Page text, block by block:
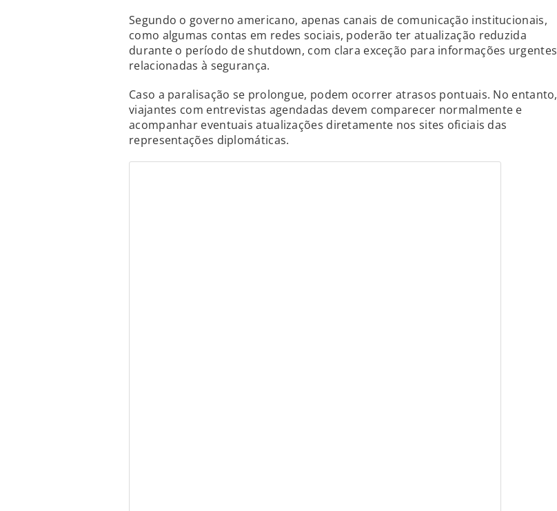
Segundo o governo americano, apenas canais de comunicação institucionais,
como algumas contas em redes sociais, poderão ter atualização reduzida
durante o período de shutdown, com clara exceção para informações urgentes
relacionadas à segurança.
Caso a paralisação se prolongue, podem ocorrer atrasos pontuais. No entanto,
viajantes com entrevistas agendadas devem comparecer normalmente e
acompanhar eventuais atualizações diretamente nos sites oficiais das
representações diplomáticas.